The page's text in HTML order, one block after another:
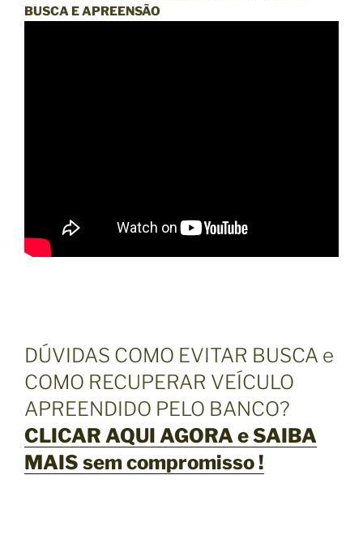
BUSCA E APREENSÃO
DÚVIDAS COMO EVITAR BUSCA e
COMO RECUPERAR VEÍCULO
APREENDIDO PELO BANCO?
CLICAR AQUI AGORA e SAIBA
MAIS sem compromisso !